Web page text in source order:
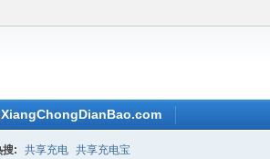
搜: 共享充电 共享充电宝